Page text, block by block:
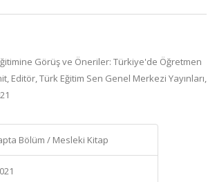
Görüş ve Öneriler: Türkiye'de Öğretmen
Editör, Türk Eğitim Sen Genel Merkezi Yayınları,
Bölüm / Mesleki Kitap